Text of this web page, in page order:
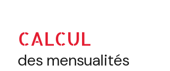
CALCUL
des mensualités